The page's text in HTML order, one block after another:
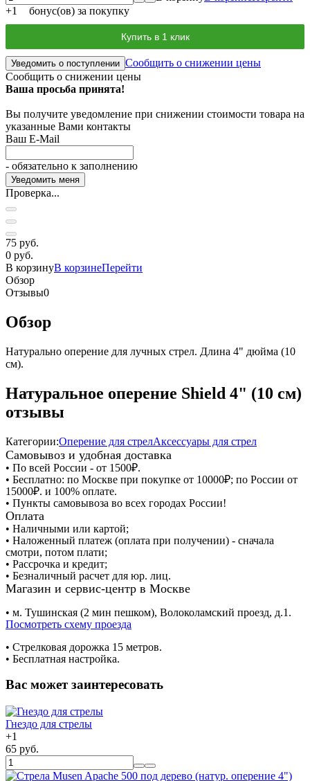
+1 бонус(ов) за покупку
Купить в 1 клик
Уведомить о поступлении Сообщить о снижении цены
Сообщить о снижении цены
Ваша просьба принята!
Вы получите уведомление при снижении стоимости товара на
указанные Вами контакты
Ваш E-Mail
- обязательно к заполнению
Проверка...
75 руб.
0 руб.
В корзинуВ корзинеПерейти
Обзор
Отзывы0
Обзор
Натурально оперение для лучных стрел. Длина 4" дюйма (10
см).
Натуральное оперение Shield 4" (10 см)
отзывы
Категории:Оперение для стрелАксессуары для стрел
Самовывоз и удобная доставка
• По всей России - от 1500₽.
• Бесплатно: по Москве при покупке от 10000₽; по России от
15000₽. и 100% оплате.
• Пункты самовывоза во всех городах России!
Оплата
• Наличными или картой;
• Наложенный платеж (оплата при получении) - сначала
смотри, потом плати;
• Рассрочка и кредит;
• Безналичный расчет для юр. лиц.
Магазин и сервис-центр в Москве
• м. Тушинская (2 мин пешком), Волоколамский проезд, д.1.
Посмотреть схему проезда
• Cтрелковая дорожка 15 метров.
• Бесплатная настройка.
Вас может заинтересовать
Гнездо для стрелы
+1
65 руб.